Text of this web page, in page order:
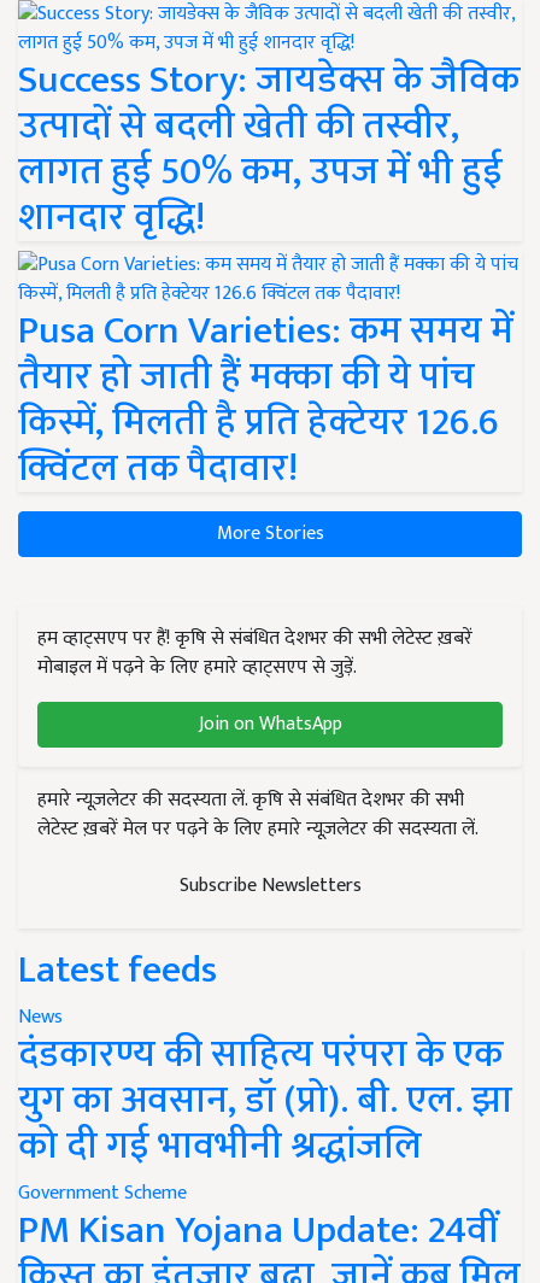
Success Story: जायडेक्स के जैविक
उत्पादों से बदली खेती की तस्वीर,
लागत हुई 50% कम, उपज में भी हुई
शानदार वृद्धि!
Pusa Corn Varieties: कम समय में
तैयार हो जाती हैं मक्का की ये पांच
किस्में, मिलती है प्रति हेक्टेयर 126.6
क्विंटल तक पैदावार!
More Stories
हम व्हाट्सएप पर हैं! कृषि से संबंधित देशभर की सभी लेटेस्ट ख़बरें
मोबाइल में पढ़ने के लिए हमारे व्हाट्सएप से जुड़ें.
Join on WhatsApp
हमारे न्यूज़लेटर की सदस्यता लें. कृषि से संबंधित देशभर की सभी
लेटेस्ट ख़बरें मेल पर पढ़ने के लिए हमारे न्यूज़लेटर की सदस्यता लें.
Subscribe Newsletters
Latest feeds
News
दंडकारण्य की साहित्य परंपरा के एक
युग का अवसान, डॉ (प्रो). बी. एल. झा
को दी गई भावभीनी श्रद्धांजलि
Government Scheme
PM Kisan Yojana Update: 24वीं